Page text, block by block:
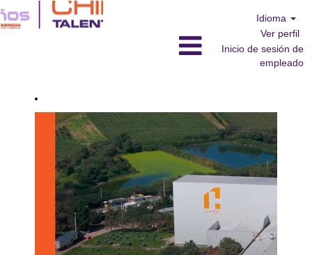
Idioma
Ver perfil
Inicio de sesión de
empleado